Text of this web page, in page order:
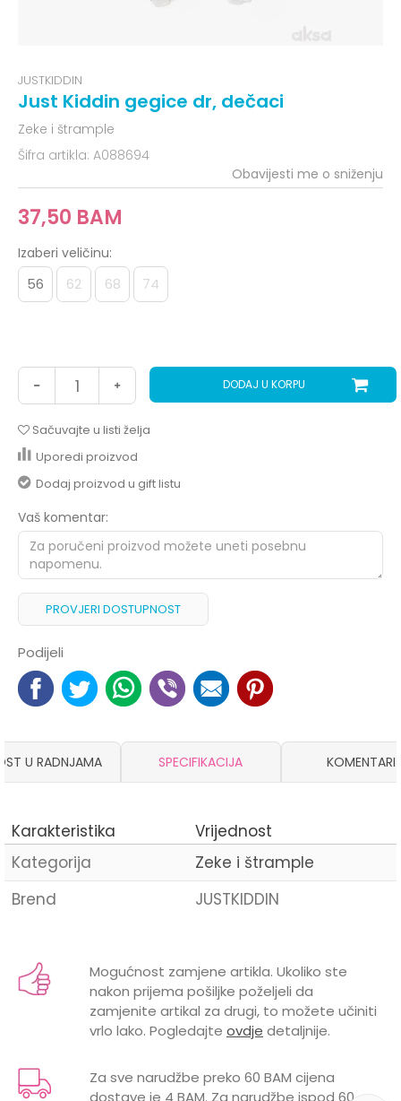
JUSTKIDDIN
Just Kiddin gegice dr, dečaci
Zeke i štrample
Šifra artikla: A088694
37,50 BAM
Obavijesti me o sniženju
Izaberi veličinu:
56 62 68 74
DODAJ U KORPU
Sačuvajte u listi želja
Uporedi proizvod
Dodaj proizvod u gift listu
Vaš komentar:
PROVJERI DOSTUPNOST
Podijeli
U RADNJAMA SPECIFIKACIJA KOMENTARI
Karakteristika
Vrijednost
Kategorija
Zeke i štrample
Brend
JUSTKIDDIN
Email
Mogućnost zamjene artikla. Ukoliko ste
nakon prijema pošiljke poželjeli da
zamjenite artikal za drugi, to možete učiniti
vrlo lako. Pogledajte ovdje detaljnije.
Za sve narudžbe preko 60 BAM cijena
dostave je 4 BAM. Za narudžbe ispod 60